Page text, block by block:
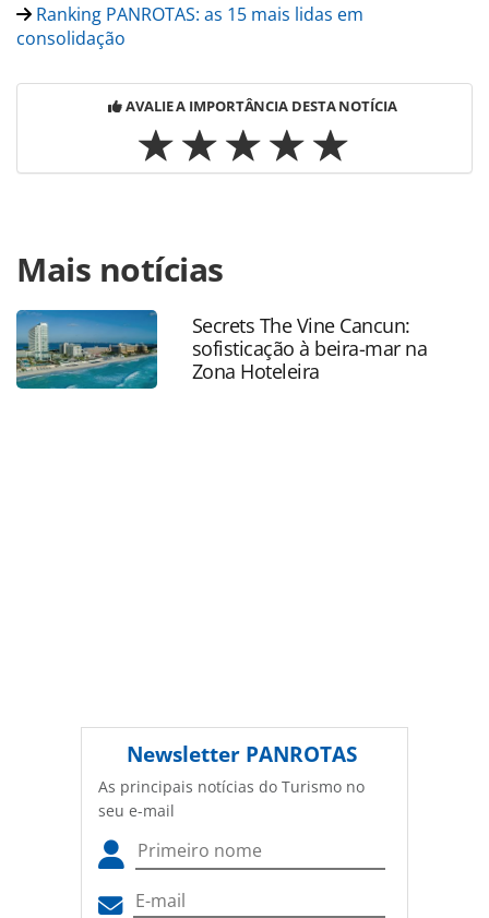
Ranking PANROTAS: as 15 mais lidas em
consolidação
AVALIE A IMPORTÂNCIA DESTA NOTÍCIA
https://www.panrotas.com.br/mercado/distribuicao/2019/
corp-fatura-r-1326-bilhoes-em-2018-alta-de-
117_161388.html ou as ferramentas oferecidas na página.
Todo o conteúdo produzido pela PANROTAS Editora é
protegido pela legislação brasileira sobre direito autoral.
Não reproduza o conteúdo sem autorização da PANROTAS
Mais notícias
Secrets The Vine Cancun:
sofisticação à beira-mar na
Zona Hoteleira
Newsletter PANROTAS
As principais notícias do Turismo no
seu e-mail